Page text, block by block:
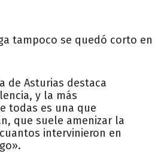
tampoco se quedó corto en
de Asturias destaca
y la más
todas es una que
que suele amenizar la
intervinieron en